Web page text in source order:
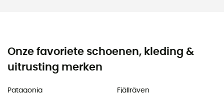
Onze favoriete schoenen, kleding &
uitrusting merken
Patagonia
Fjällräven